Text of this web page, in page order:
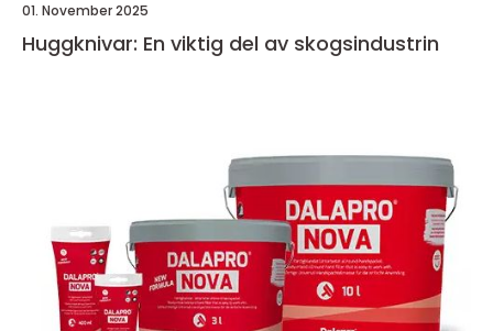
01. November 2025
Huggknivar: En viktig del av skogsindustrin